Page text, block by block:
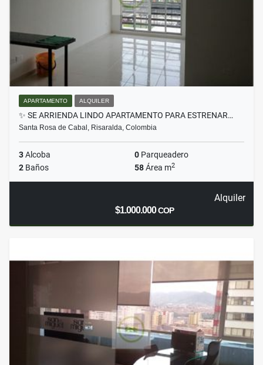
APARTAMENTO ALQUILER
✨ SE ARRIENDA LINDO APARTAMENTO PARA ESTRENAR…
Santa Rosa de Cabal, Risaralda, Colombia
3Alcoba 0 Parqueadero
2 Baños 58Área m2
Alquiler
$1.000.000COP